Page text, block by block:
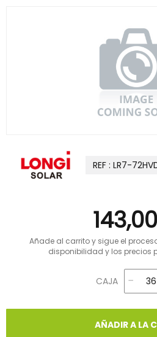
REF : LR7-
Añade al carrito y sigue el
disponibilidad y los precios
CAJA
AÑADIR A LA